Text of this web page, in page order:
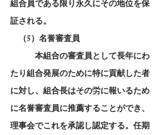
組合員である限り永久にその地位を保
証される。
（5）名誉審査員
本組合の審査員として長年にわ
たり組合発展のために特に貢献した者
に対し、組合長はその労に報いるため
に名誉審査員に推薦することができ、
理事会でこれを承認し認定する。任期